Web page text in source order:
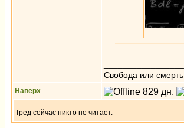
Свобода или смерть
Наверх
Тред сейчас никто не читает.